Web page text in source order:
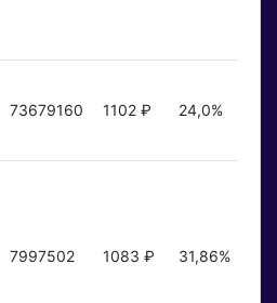
73679160 1102 ₽ 24,0%
7997502 1083 ₽ 31,86%